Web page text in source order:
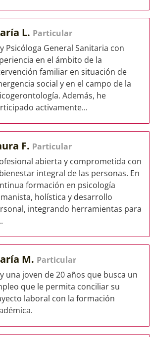
L. Particular
Psicóloga General Sanitaria con
en el ámbito de la
familiar en situación de
social y en el campo de la
Además, he
activamente...
F. Particular
abierta y comprometida con
integral de las personas. En
formación en psicología
holística y desarrollo
integrando herramientas para
M. Particular
una joven de 20 años que busca un
que le permita conciliar su
laboral con la formación